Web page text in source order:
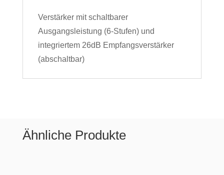
Verstärker mit schaltbarer
Ausgangsleistung (6-Stufen) und
integriertem 26dB Empfangsverstärker
(abschaltbar)
Ähnliche Produkte